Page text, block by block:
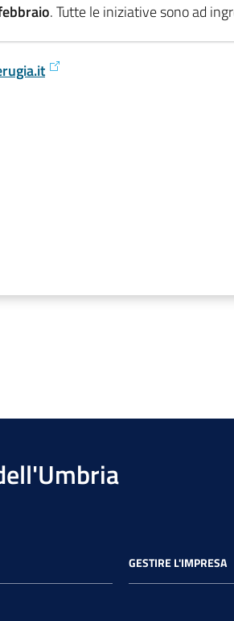
. Tutte le iniziative sono ad
GESTIRE L'IMPRESA